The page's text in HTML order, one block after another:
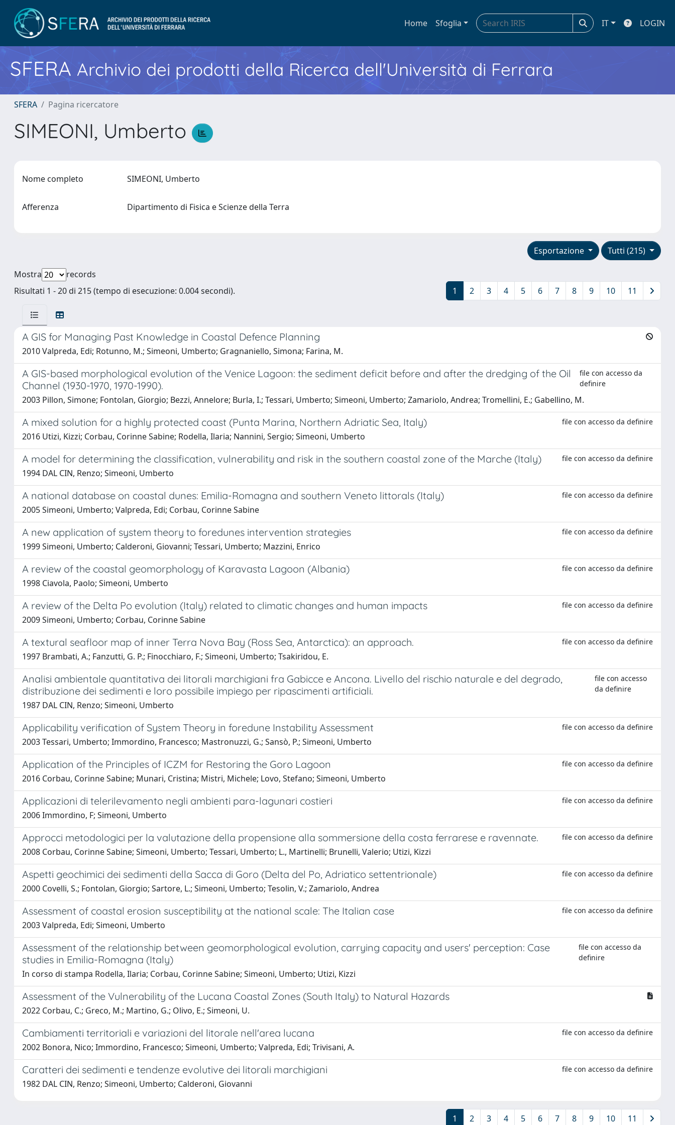
Home Sfoglia IT LOGIN
SFERA Archivio dei prodotti della Ricerca dell'Università di Ferrara
SFERA Pagina ricercatore
SIMEONI, Umberto
Nome completo SIMEONI, Umberto
Afferenza Dipartimento di Fisica e Scienze della Terra
Tutti (215)
Esportazione
Mostra
records
Risultati 1 - 20 di 215 (tempo di esecuzione: 0.004 secondi).
1 2 3 4 5 6 7 8 9 10 11
A GIS for Managing Past Knowledge in Coastal Defence Planning
2010 Valpreda, Edi; Rotunno, M.; Simeoni, Umberto; Gragnaniello, Simona; Farina, M.
A GIS-based morphological evolution of the Venice Lagoon: the sediment deficit before and after the dredging of the Oil
Channel (1930-1970, 1970-1990).
file con accesso da
definire
2003 Pillon, Simone; Fontolan, Giorgio; Bezzi, Annelore; Burla, I.; Tessari, Umberto; Simeoni, Umberto; Zamariolo, Andrea; Tromellini, E.; Gabellino, M.
A mixed solution for a highly protected coast (Punta Marina, Northern Adriatic Sea, Italy) file con accesso da definire
2016 Utizi, Kizzi; Corbau, Corinne Sabine; Rodella, Ilaria; Nannini, Sergio; Simeoni, Umberto
A model for determining the classification, vulnerability and risk in the southern coastal zone of the Marche (Italy) file con accesso da definire
1994 DAL CIN, Renzo; Simeoni, Umberto
A national database on coastal dunes: Emilia-Romagna and southern Veneto littorals (Italy) file con accesso da definire
2005 Simeoni, Umberto; Valpreda, Edi; Corbau, Corinne Sabine
A new application of system theory to foredunes intervention strategies file con accesso da definire
1999 Simeoni, Umberto; Calderoni, Giovanni; Tessari, Umberto; Mazzini, Enrico
A review of the coastal geomorphology of Karavasta Lagoon (Albania) file con accesso da definire
1998 Ciavola, Paolo; Simeoni, Umberto
A review of the Delta Po evolution (Italy) related to climatic changes and human impacts file con accesso da definire
2009 Simeoni, Umberto; Corbau, Corinne Sabine
A textural seafloor map of inner Terra Nova Bay (Ross Sea, Antarctica): an approach. file con accesso da definire
1997 Brambati, A.; Fanzutti, G. P.; Finocchiaro, F.; Simeoni, Umberto; Tsakiridou, E.
Analisi ambientale quantitativa dei litorali marchigiani fra Gabicce e Ancona. Livello del rischio naturale e del degrado,
distribuzione dei sedimenti e loro possibile impiego per ripascimenti artificiali.
file con accesso
da definire
1987 DAL CIN, Renzo; Simeoni, Umberto
Applicability verification of System Theory in foredune Instability Assessment file con accesso da definire
2003 Tessari, Umberto; Immordino, Francesco; Mastronuzzi, G.; Sansò, P.; Simeoni, Umberto
Application of the Principles of ICZM for Restoring the Goro Lagoon file con accesso da definire
2016 Corbau, Corinne Sabine; Munari, Cristina; Mistri, Michele; Lovo, Stefano; Simeoni, Umberto
Applicazioni di telerilevamento negli ambienti para-lagunari costieri file con accesso da definire
2006 Immordino, F; Simeoni, Umberto
Approcci metodologici per la valutazione della propensione alla sommersione della costa ferrarese e ravennate. file con accesso da definire
2008 Corbau, Corinne Sabine; Simeoni, Umberto; Tessari, Umberto; L., Martinelli; Brunelli, Valerio; Utizi, Kizzi
Aspetti geochimici dei sedimenti della Sacca di Goro (Delta del Po, Adriatico settentrionale) file con accesso da definire
2000 Covelli, S.; Fontolan, Giorgio; Sartore, L.; Simeoni, Umberto; Tesolin, V.; Zamariolo, Andrea
Assessment of coastal erosion susceptibility at the national scale: The Italian case file con accesso da definire
2003 Valpreda, Edi; Simeoni, Umberto
Assessment of the relationship between geomorphological evolution, carrying capacity and users' perception: Case
studies in Emilia-Romagna (Italy)
file con accesso da
definire
In corso di stampa Rodella, Ilaria; Corbau, Corinne Sabine; Simeoni, Umberto; Utizi, Kizzi
Assessment of the Vulnerability of the Lucana Coastal Zones (South Italy) to Natural Hazards
2022 Corbau, C.; Greco, M.; Martino, G.; Olivo, E.; Simeoni, U.
Cambiamenti territoriali e variazioni del litorale nell'area lucana file con accesso da definire
2002 Bonora, Nico; Immordino, Francesco; Simeoni, Umberto; Valpreda, Edi; Trivisani, A.
Caratteri dei sedimenti e tendenze evolutive dei litorali marchigiani file con accesso da definire
1982 DAL CIN, Renzo; Simeoni, Umberto; Calderoni, Giovanni
1 2 3 4 5 6 7 8 9 10 11